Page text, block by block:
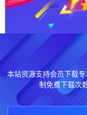
本站资源支持会员下载
制免费下载次